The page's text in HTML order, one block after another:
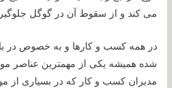
می کند و از سقوط آن در گوگل
در همه کسب و کارها و به خصوص در
شده همیشه یکی از مهمترین عناصر
مدیران کسب و کار که در بسیاری از